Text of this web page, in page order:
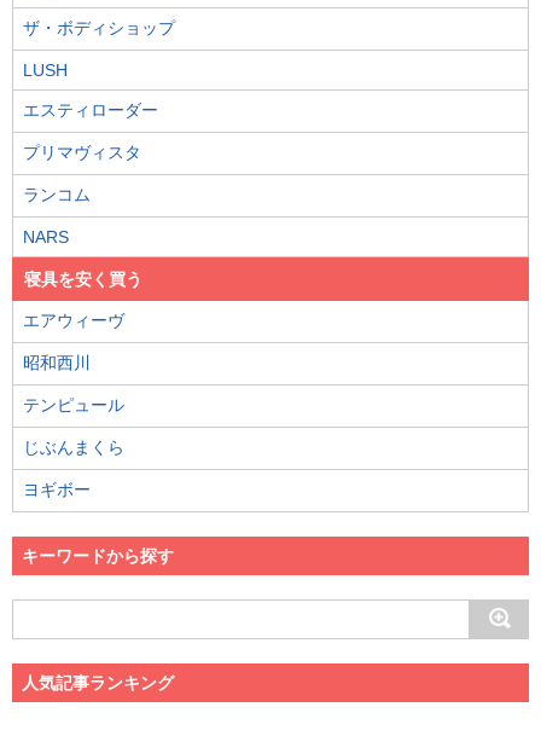
ザ・ボディショップ
LUSH
エスティローダー
プリマヴィスタ
ランコム
NARS
寝具を安く買う
エアウィーヴ
昭和西川
テンピュール
じぶんまくら
ヨギボー
キーワードから探す
人気記事ランキング